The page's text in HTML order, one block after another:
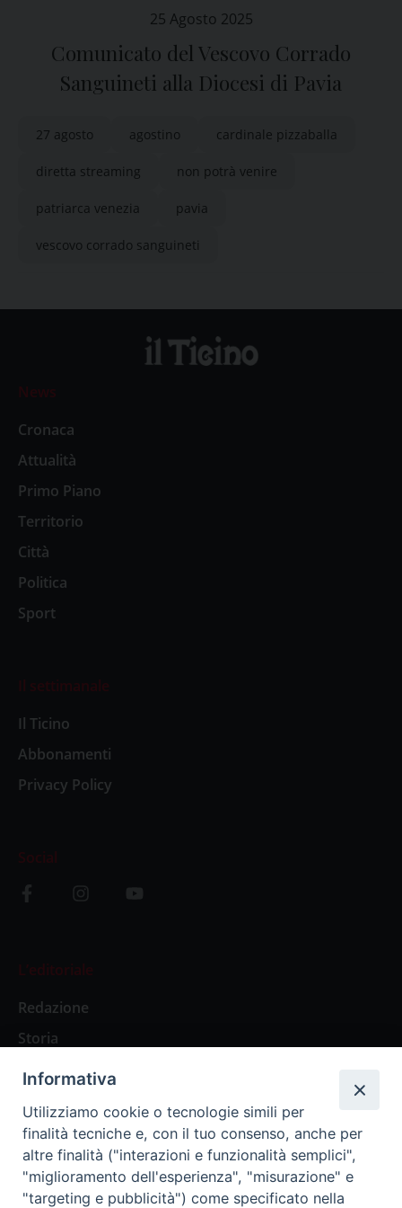
25 Agosto 2025
Comunicato del Vescovo Corrado
Sanguineti alla Diocesi di Pavia
27 agosto agostino cardinale pizzaballa
diretta streaming non potrà venire
patriarca venezia pavia
vescovo corrado sanguineti
News
Cronaca
Attualità
Primo Piano
Territorio
Città
Politica
Sport
Il settimanale
Il Ticino
Abbonamenti
Privacy Policy
Social
L’editoriale
Redazione
Storia
Abbonamenti
Abbonamento Annuale Digitale
Abbonamento Annuale Cartaceo
Informativa
Utilizziamo cookie o tecnologie simili per
finalità tecniche e, con il tuo consenso, anche per
altre finalità ("interazioni e funzionalità semplici",
"miglioramento dell'esperienza", "misurazione" e
"targeting e pubblicità") come specificato nella